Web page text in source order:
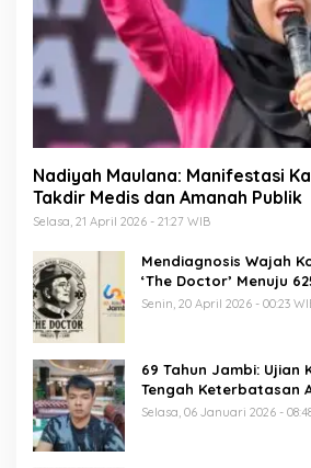
Nadiyah Maulana: Manifestasi
Takdir Medis dan Amanah Publik
Selasa, 21 April 2026 - 21:27 WIB
Mendiagnosis Wajah
‘The Doctor’ Menuju
Pusako Batuah
Senin, 20 April 2026 - 00:23
69 Tahun Jambi: Ujian
Tengah Keterbatasan
Selasa, 06 Januari 2026 -